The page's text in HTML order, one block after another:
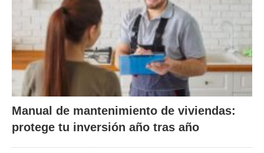
Manual de mantenimiento de viviendas:
protege tu inversión año tras año